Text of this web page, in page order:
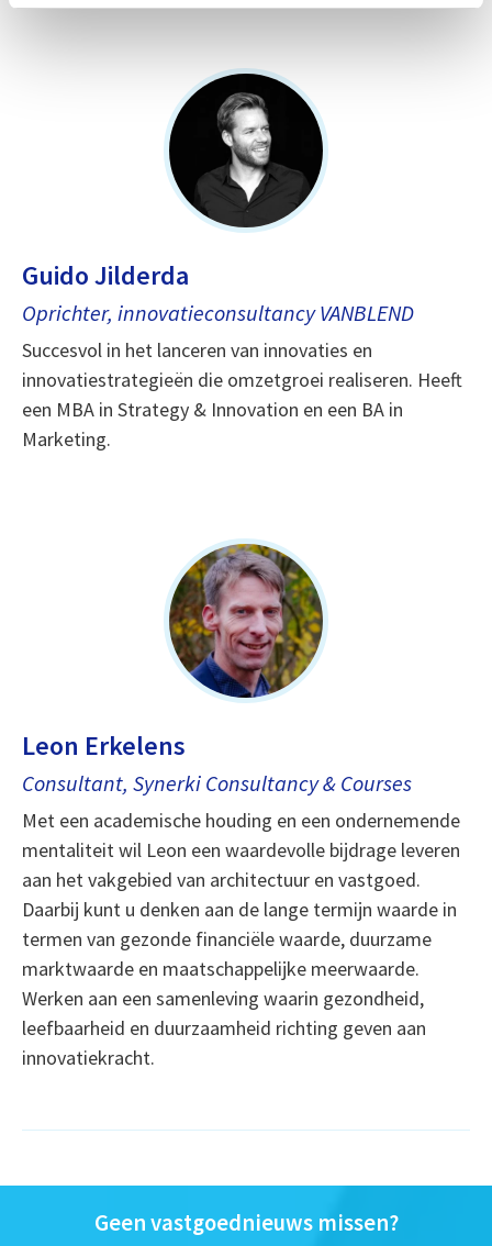
Guido Jilderda
Oprichter, innovatieconsultancy VANBLEND
Succesvol in het lanceren van innovaties en
innovatiestrategieën die omzetgroei realiseren. Heeft
een MBA in Strategy & Innovation en een BA in
Marketing.
Leon Erkelens
Consultant, Synerki Consultancy & Courses
Met een academische houding en een ondernemende
mentaliteit wil Leon een waardevolle bijdrage leveren
aan het vakgebied van architectuur en vastgoed.
Daarbij kunt u denken aan de lange termijn waarde in
termen van gezonde financiële waarde, duurzame
marktwaarde en maatschappelijke meerwaarde.
Werken aan een samenleving waarin gezondheid,
leefbaarheid en duurzaamheid richting geven aan
innovatiekracht.
Geen vastgoednieuws missen?